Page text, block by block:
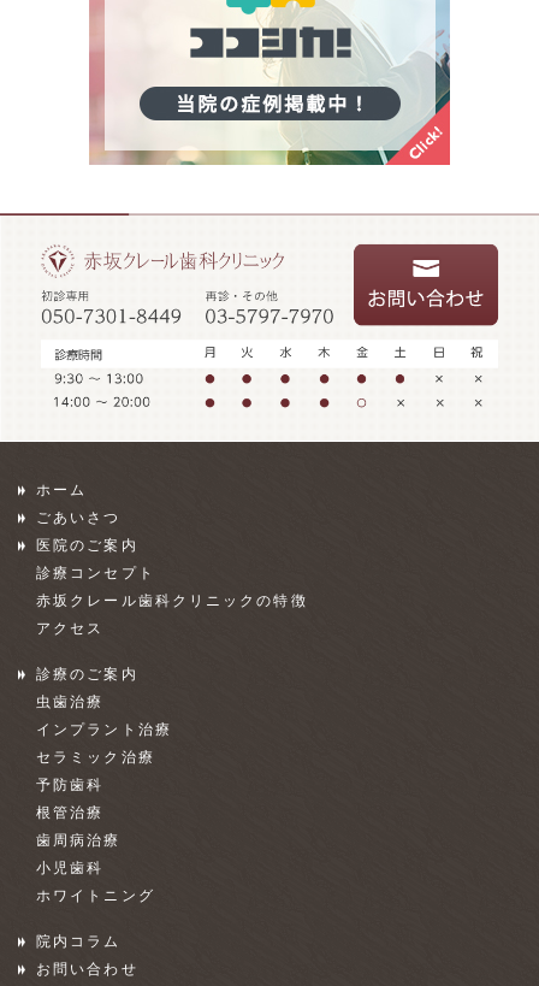
ホーム
ごあいさつ
医院のご案内
診療コンセプト
赤坂クレール歯科クリニックの特徴
アクセス
診療のご案内
虫歯治療
インプラント治療
セラミック治療
予防歯科
根管治療
歯周病治療
小児歯科
ホワイトニング
院内コラム
お問い合わせ